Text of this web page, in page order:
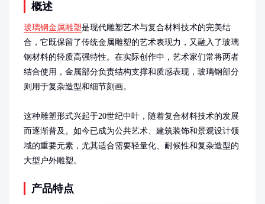
概述
玻璃钢金属雕塑是现代雕塑艺术与复合材料技术的完美结
合，它既保留了传统金属雕塑的艺术表现力，又融入了玻璃
钢材料的轻质高强特性。在实际创作中，艺术家们常将两者
结合使用，金属部分负责结构支撑和质感表现，玻璃钢部分
则用于复杂造型和细节刻画。
这种雕塑形式兴起于20世纪中叶，随着复合材料技术的发展
而逐渐普及。如今已成为公共艺术、建筑装饰和景观设计领
域的重要元素，尤其适合需要轻量化、耐候性和复杂造型的
大型户外雕塑。
产品特点